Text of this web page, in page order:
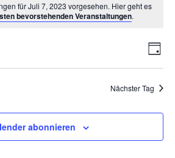
für Juli 7, 2023 vorgesehen. Hier geht es
bevorstehenden Veranstaltungen.
Tag
Nächster Tag
abonnieren